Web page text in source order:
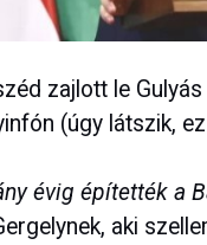
zajlott le
(úgy látszik,
évig építették a
aki